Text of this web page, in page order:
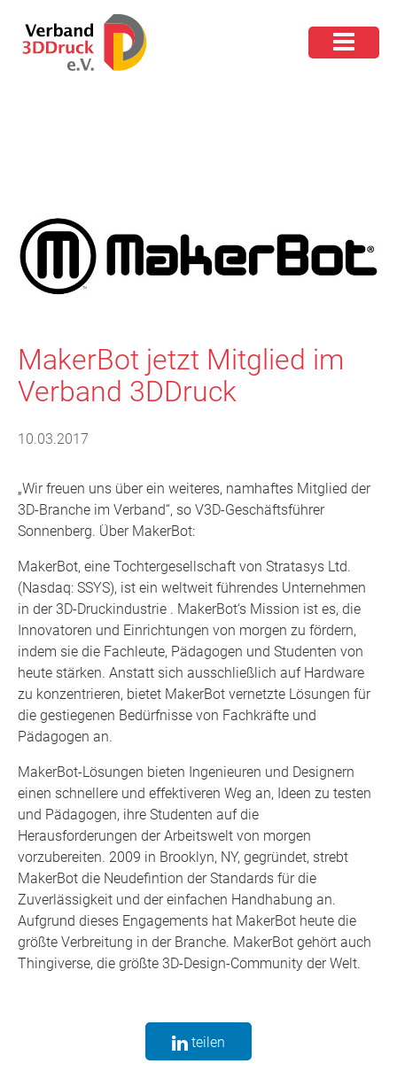
MakerBot jetzt Mitglied im
Verband 3DDruck
10.03.2017
„Wir freuen uns über ein weiteres, namhaftes Mitglied der
3D-Branche im Verband“, so V3D-Geschäftsführer
Sonnenberg. Über MakerBot:
MakerBot, eine Tochtergesellschaft von Stratasys Ltd.
(Nasdaq: SSYS), ist ein weltweit führendes Unternehmen
in der 3D-Druckindustrie . MakerBot‘s Mission ist es, die
Innovatoren und Einrichtungen von morgen zu fördern,
indem sie die Fachleute, Pädagogen und Studenten von
heute stärken. Anstatt sich ausschließlich auf Hardware
zu konzentrieren, bietet MakerBot vernetzte Lösungen für
die gestiegenen Bedürfnisse von Fachkräfte und
Pädagogen an.
MakerBot-Lösungen bieten Ingenieuren und Designern
einen schnellere und effektiveren Weg an, Ideen zu testen
und Pädagogen, ihre Studenten auf die
Herausforderungen der Arbeitswelt von morgen
vorzubereiten. 2009 in Brooklyn, NY, gegründet, strebt
MakerBot die Neudefintion der Standards für die
Zuverlässigkeit und der einfachen Handhabung an.
Aufgrund dieses Engagements hat MakerBot heute die
größte Verbreitung in der Branche. MakerBot gehört auch
Thingiverse, die größte 3D-Design-Community der Welt.
teilen